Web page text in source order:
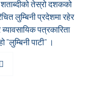
तेस्रो दशकको
लुम्बिनी प्रदेशमा रहेर
पत्रकारिता
"लुम्बिनी पाटी" ।